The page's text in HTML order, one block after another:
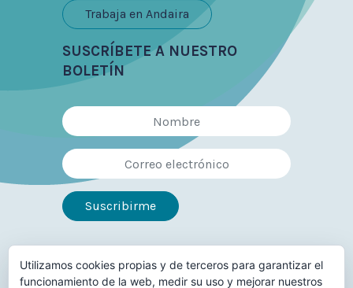
Trabaja en Andaira
SUSCRÍBETE A NUESTRO
BOLETÍN
Síguenos en
Utilizamos cookies propias y de terceros para garantizar el
funcionamiento de la web, medir su uso y mejorar nuestros